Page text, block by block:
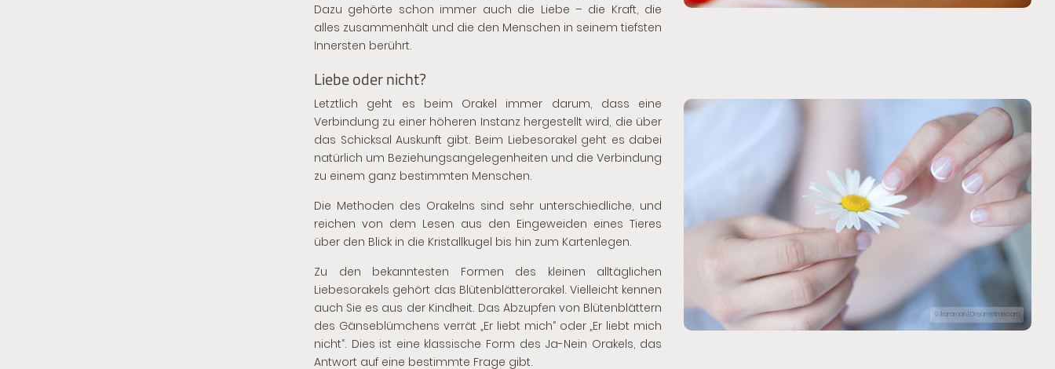
Dazu gehörte schon immer auch die Liebe – die Kraft, die
alles zusammenhält und die den Menschen in seinem tiefsten
Innersten berührt.
Liebe oder nicht?
© Ikaraman | Dreamstime.com
Letztlich geht es beim Orakel immer darum, dass eine
Verbindung zu einer höheren Instanz hergestellt wird, die über
das Schicksal Auskunft gibt. Beim Liebesorakel geht es dabei
natürlich um Beziehungsangelegenheiten und die Verbindung
zu einem ganz bestimmten Menschen.
Die Methoden des Orakelns sind sehr unterschiedliche, und
reichen von dem Lesen aus den Eingeweiden eines Tieres
über den Blick in die Kristallkugel bis hin zum Kartenlegen.
Zu den bekanntesten Formen des kleinen alltäglichen
Liebesorakels gehört das Blütenblätterorakel. Vielleicht kennen
auch Sie es aus der Kindheit. Das Abzupfen von Blütenblättern
des Gänseblümchens verrät „Er liebt mich“ oder „Er liebt mich
nicht“. Dies ist eine klassische Form des Ja-Nein Orakels, das
Antwort auf eine bestimmte Frage gibt.